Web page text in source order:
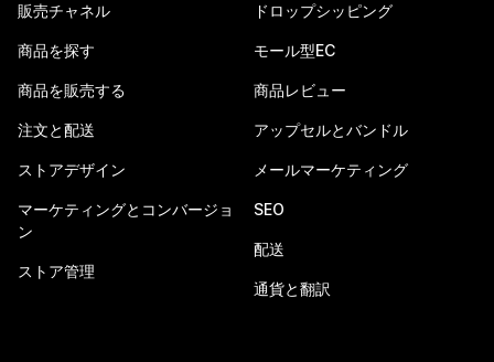
販売チャネル
商品を探す
商品を販売する
注文と配送
ストアデザイン
マーケティングとコンバージョ
ン
ストア管理
ドロップシッピング
モール型EC
商品レビュー
アップセルとバンドル
メールマーケティング
SEO
配送
通貨と翻訳